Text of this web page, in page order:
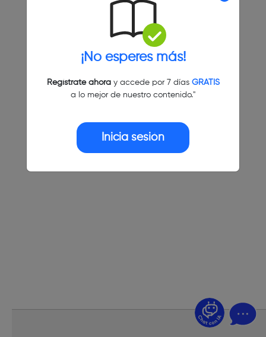
¡No esperes más!
Regístrate ahoray accede por 7 días GRATIS
a lo mejor de nuestro contenido."
Inicia sesión